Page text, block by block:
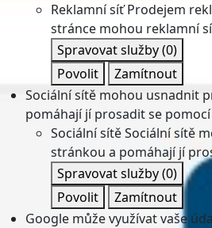
Reklamní síť Prodejem
stránce mohou reklamní
Spravovat služby(0)
Povolit
Zamítnout
Sociální sítě mohou usnadnit
pomáhají jí prosadit se
Sociální sítěSociální sítě
stránkou a pomáhají jí
Spravovat služby(0)
Povolit
Zamítnout
Google může využívat vaše